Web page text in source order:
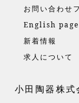
お問い合わせ
English page
新着情報
求人について
小田陶器株式